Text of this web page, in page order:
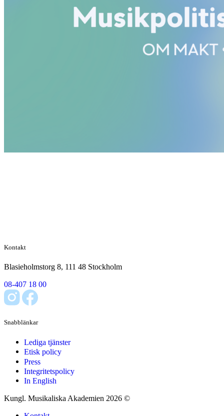
Kontakt
Blasieholmstorg 8, 111 48 Stockholm
08-407 18 00
Snabblänkar
Lediga tjänster
Etisk policy
Press
Integritetspolicy
In English
Kungl. Musikaliska Akademien 2026 ©